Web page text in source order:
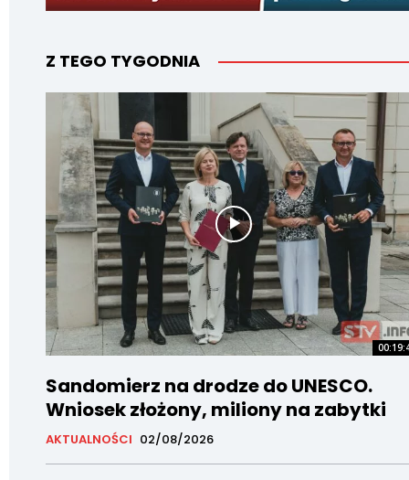
Z TEGO TYGODNIA
Sandomierz na drodze do UNESCO.
Wniosek złożony, miliony na zabytki
AKTUALNOŚCI 02/08/2026